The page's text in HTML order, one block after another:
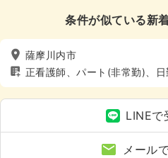
条件が似ている新
薩摩川内市
正看護師、パート(非常勤)、
週8休以上
LINEで
メール